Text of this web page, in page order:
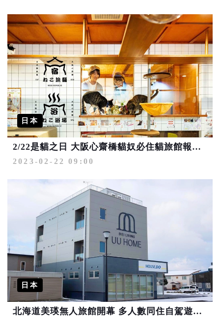
日本
2/22是貓之日 大阪心齋橋貓奴必住貓旅館報你知
2023-02-22 09:00
日本
北海道美瑛無人旅館開幕 多人數同住自駕遊好方便